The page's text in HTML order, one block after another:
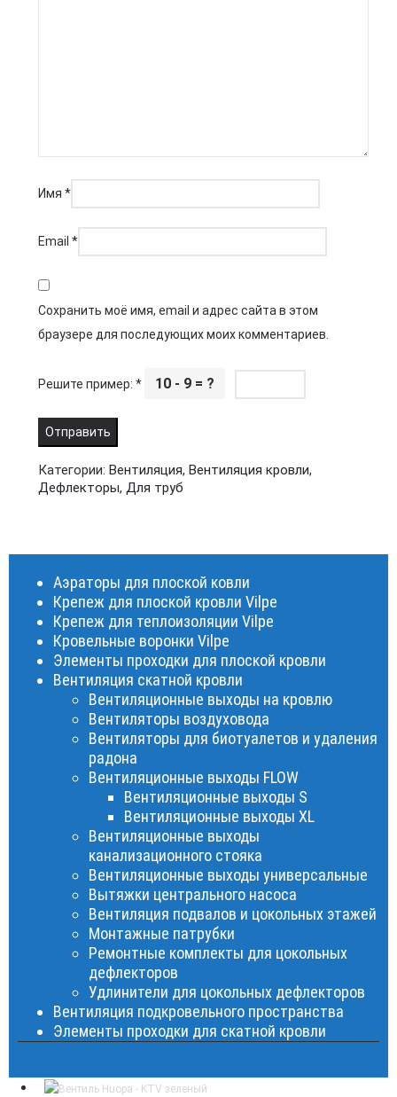
Имя *
Email *
Сохранить моё имя, email и адрес сайта в этом
браузере для последующих моих комментариев.
Решите пример: * 10 - 9 = ?
Категории: Вентиляция, Вентиляция кровли,
Дефлекторы, Для труб
Аэраторы для плоской ковли
Крепеж для плоской кровли Vilpe
Крепеж для теплоизоляции Vilpe
Кровельные воронки Vilpe
Элементы проходки для плоской кровли
Вентиляция скатной кровли
Вентиляционные выходы на кровлю
Вентиляторы воздуховода
Вентиляторы для биотуалетов и удаления
радона
Вентиляционные выходы FLOW
Вентиляционные выходы S
Вентиляционные выходы XL
Вентиляционные выходы
канализационного стояка
Вентиляционные выходы универсальные
Вытяжки центрального насоса
Вентиляция подвалов и цокольных этажей
Монтажные патрубки
Ремонтные комплекты для цокольных
дефлекторов
Удлинители для цокольных дефлекторов
Вентиляция подкровельного пространства
Элементы проходки для скатной кровли